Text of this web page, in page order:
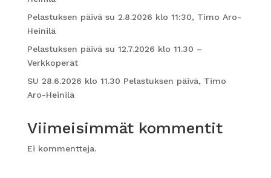
Pelastuksen päivä su 2.8.2026 klo 11:30, Timo Aro-
Heinilä
Pelastuksen päivä su 12.7.2026 klo 11.30 –
Verkkoperät
SU 28.6.2026 klo 11.30 Pelastuksen päivä, Timo
Aro-Heinilä
Viimeisimmät kommentit
Ei kommentteja.